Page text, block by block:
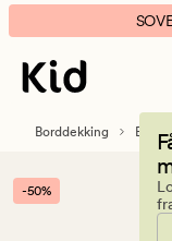
Ulrik
spisebrikke
brun
banner.
Klikk
ESCAPE
pause.
Borddekking
-50%